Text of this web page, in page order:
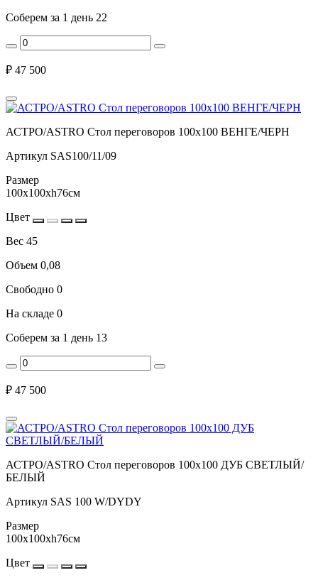
Соберем за 1 день 22
₽ 47 500
АСТРО/ASTRO Стол переговоров 100х100 ВЕНГЕ/ЧЕРН
Артикул SAS100/11/09
Размер
100x100xh76см
Цвет
Вес 45
Объем 0,08
Свободно 0
На складе 0
Соберем за 1 день 13
₽ 47 500
АСТРО/ASTRO Стол переговоров 100х100 ДУБ СВЕТЛЫЙ/
БЕЛЫЙ
Артикул SAS 100 W/DYDY
Размер
100x100xh76см
Цвет